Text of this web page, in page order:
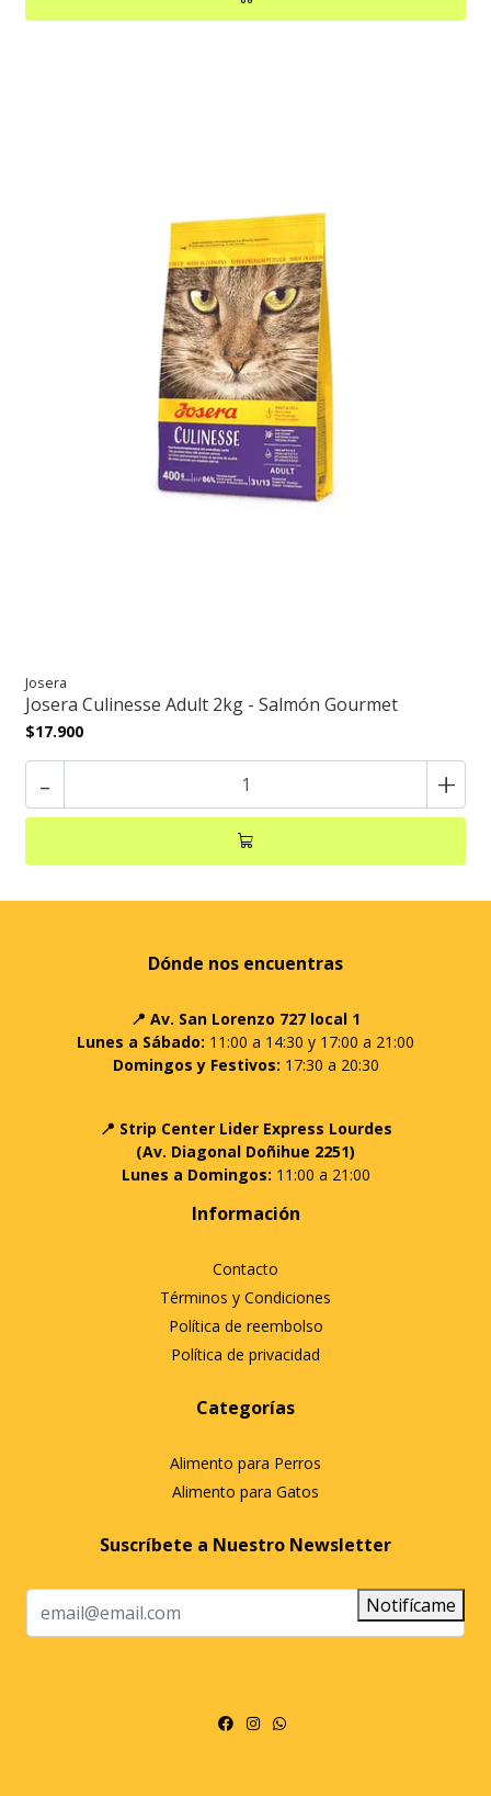
Josera
Josera Culinesse Adult 2kg - Salmón Gourmet
$17.900
- +
Dónde nos encuentras
📍 Av. San Lorenzo 727 local 1
Lunes a Sábado: 11:00 a 14:30 y 17:00 a 21:00
Domingos y Festivos: 17:30 a 20:30
📍 Strip Center Lider Express Lourdes
(Av. Diagonal Doñihue 2251)
Lunes a Domingos: 11:00 a 21:00
Información
Contacto
Términos y Condiciones
Política de reembolso
Política de privacidad
Categorías
Alimento para Perros
Alimento para Gatos
Suscríbete a Nuestro Newsletter
Notifícame